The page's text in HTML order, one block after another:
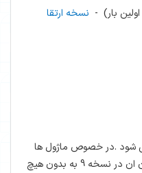
بار) - نسخه ارتقا
9.00.01 پیشنهاد می شود .در خصوص ماژول ها
نیز تمامی ماژول های نسخه 8 دی ان ان در نسخه 9 به بدون هیچ